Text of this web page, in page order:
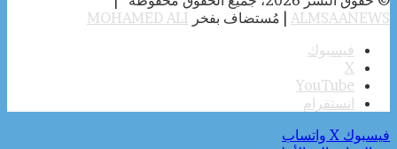
ALMSAANEWS | مُستضاف بفخر MOHAMED ALI
فيسبوك
‫X
‫YouTube
انستقرام
فيسبوك ‫X واتساب